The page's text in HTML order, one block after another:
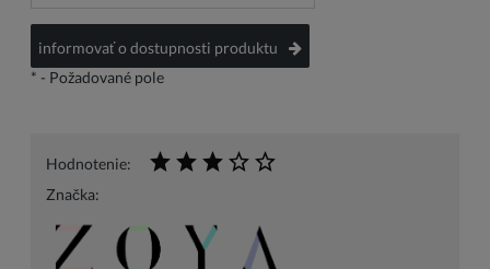
informovať o dostupnosti produktu
* - Požadované pole
Hodnotenie:
Značka: